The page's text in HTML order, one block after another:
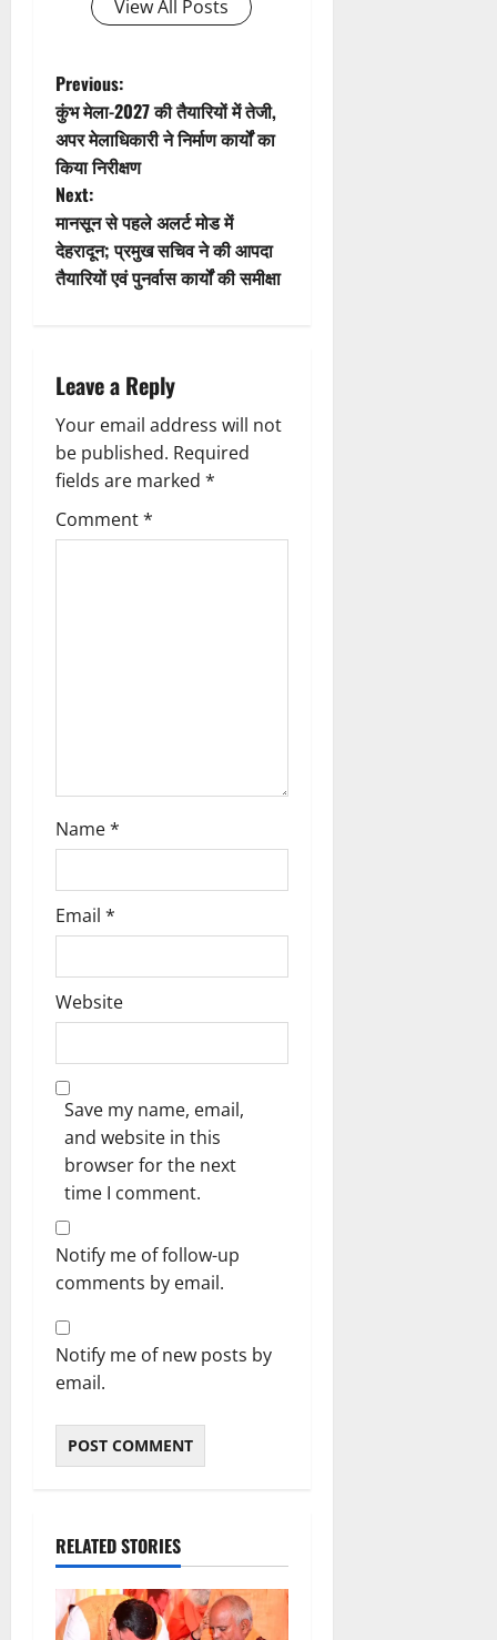
t
i
o
n
View All Posts
P
o
s
t
n
v
i
g
a
t
Previous:
कुंभ मेला-2027 की तैयारियों में तेजी,
अपर मेलाधिकारी ने निर्माण कार्यों का
किया निरीक्षण
Next:
मानसून से पहले अलर्ट मोड में
देहरादून; प्रमुख सचिव ने की आपदा
तैयारियों एवं पुनर्वास कार्यों की समीक्षा
Leave a Reply
Your email address will not
be published. Required
fields are marked *
Comment*
Name*
Email *
Website
Save my name, email,
and website in this
browser for the next
time I comment.
Notify me of follow-up
comments by email.
Notify me of new posts by
email.
RELATED STORIES